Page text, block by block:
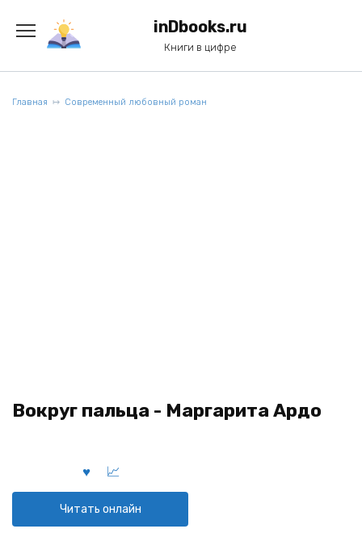
содержанию
inDbooks.ru
Книги в цифре
Главная Современный любовный роман
Вокруг пальца - Маргарита Ардо
Читать онлайн